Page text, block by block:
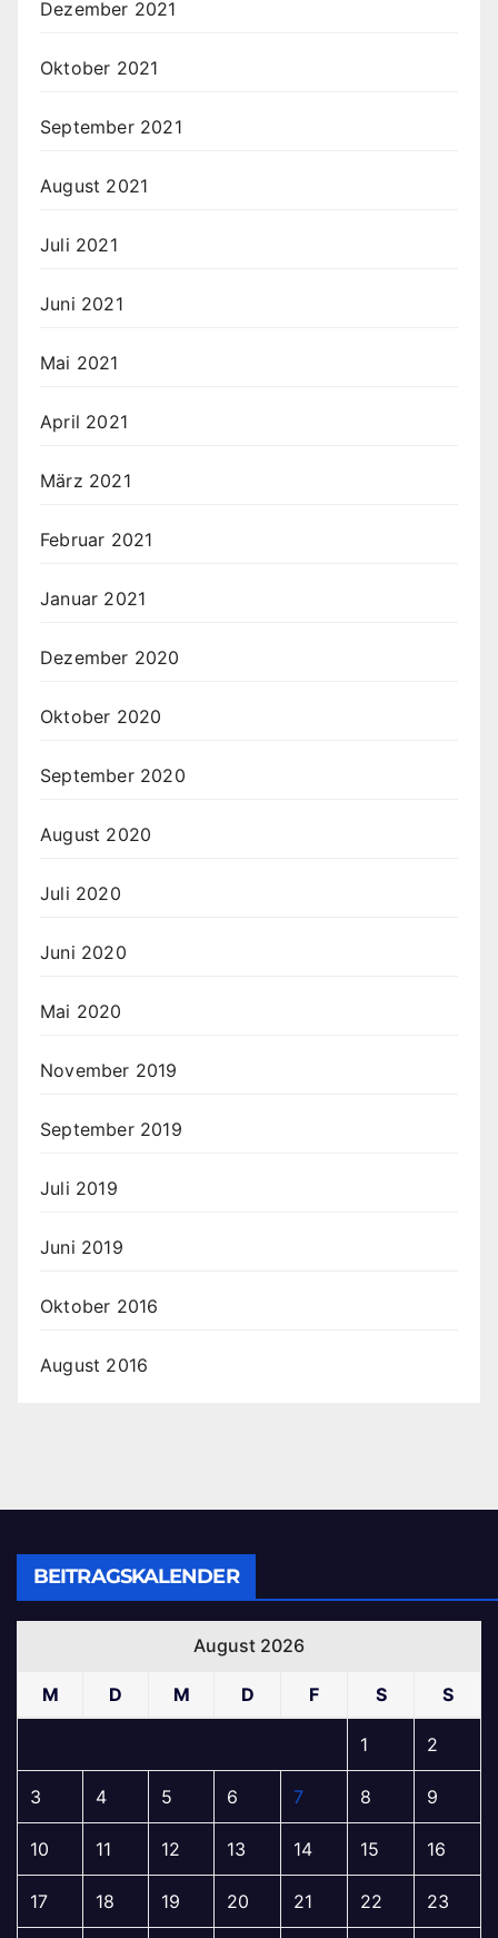
Dezember 2021
Oktober 2021
September 2021
August 2021
Juli 2021
Juni 2021
Mai 2021
April 2021
März 2021
Februar 2021
Januar 2021
Dezember 2020
Oktober 2020
September 2020
August 2020
Juli 2020
Juni 2020
Mai 2020
November 2019
September 2019
Juli 2019
Juni 2019
Oktober 2016
August 2016
BEITRAGSKALENDER
August 2026
M D M D F S S
1 2
3 4 5 6 7 8 9
10 11 12 13 14 15 16
17 18 19 20 21 22 23